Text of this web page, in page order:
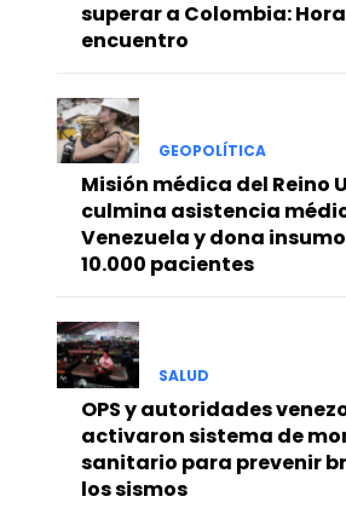
superar a Colombia:
encuentro
GEOPOLÍTICA
Misión médica del Reino
culmina asistencia
Venezuela y dona
10.000 pacientes
SALUD
OPS y autoridades
activaron sistema de
sanitario para prevenir
los sismos